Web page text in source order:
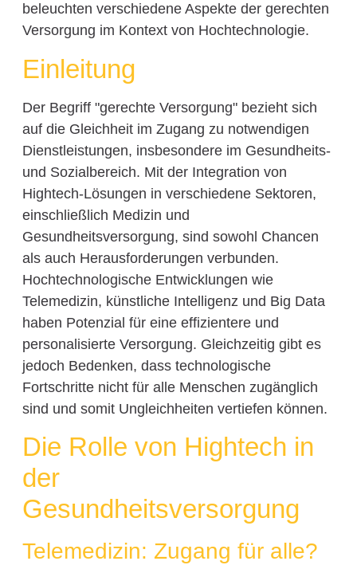
beleuchten verschiedene Aspekte der gerechten
Versorgung im Kontext von Hochtechnologie.
Einleitung
Der Begriff "gerechte Versorgung" bezieht sich
auf die Gleichheit im Zugang zu notwendigen
Dienstleistungen, insbesondere im Gesundheits-
und Sozialbereich. Mit der Integration von
Hightech-Lösungen in verschiedene Sektoren,
einschließlich Medizin und
Gesundheitsversorgung, sind sowohl Chancen
als auch Herausforderungen verbunden.
Hochtechnologische Entwicklungen wie
Telemedizin, künstliche Intelligenz und Big Data
haben Potenzial für eine effizientere und
personalisierte Versorgung. Gleichzeitig gibt es
jedoch Bedenken, dass technologische
Fortschritte nicht für alle Menschen zugänglich
sind und somit Ungleichheiten vertiefen können.
Die Rolle von Hightech in
der
Gesundheitsversorgung
Telemedizin: Zugang für alle?